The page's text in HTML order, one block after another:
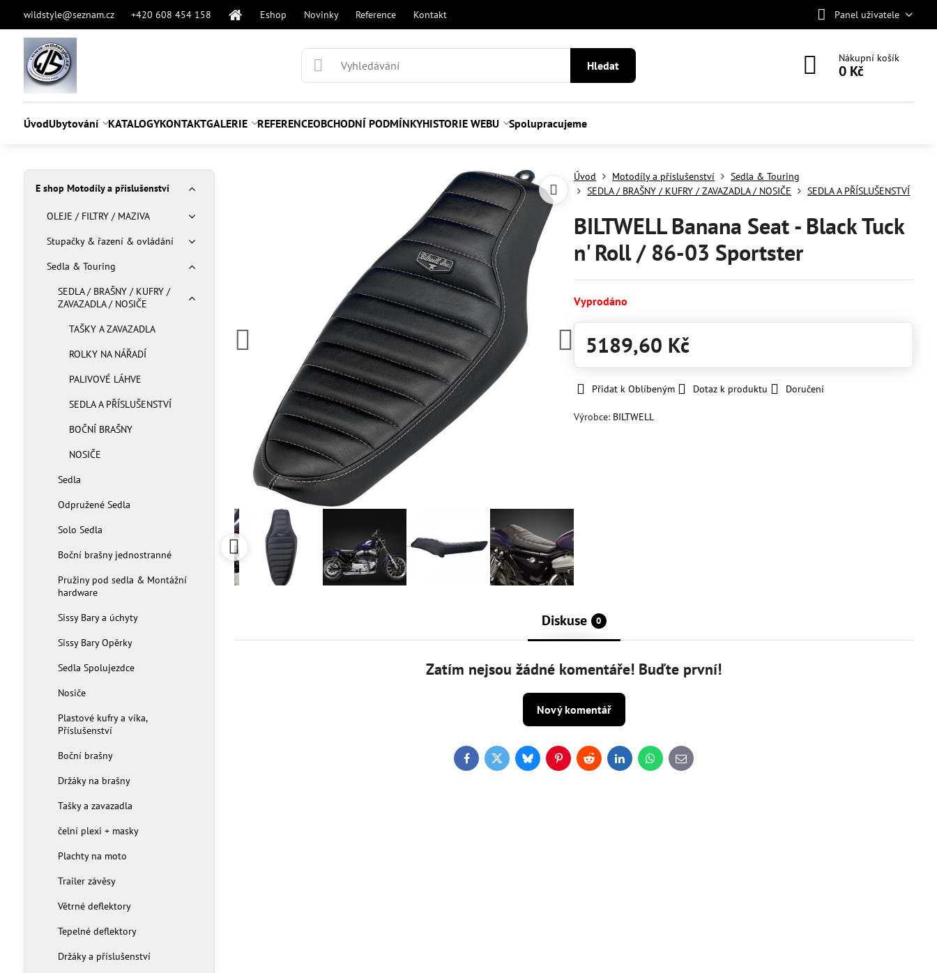
wildstyle@seznam.cz +420 608 454 158 Eshop Novinky Reference Kontakt Panel uživatele
Hledat
Nákupní košík
0 Kč
ÚvodUbytování KATALOGYKONTAKTGALERIE REFERENCEOBCHODNÍ PODMÍNKYHISTORIE WEBU Spolupracujeme
Úvod Motodíly a příslušenství
Sedla & Touring
SEDLA / BRAŠNY / KUFRY / ZAVAZADLA / NOSIČE
SEDLA A PŘÍSLUŠENSTVÍ
BILTWELL Banana Seat - Black Tuck
n' Roll / 86-03 Sportster
Vyprodáno
5189,60 Kč
Přidat k Oblíbeným Dotaz k produktu Doručení
Výrobce: BILTWELL
Diskuse 0
Zatím nejsou žádné komentáře! Buďte první!
Nový komentář
FacebookTwitterBlueskyPinterestRedditLinkedInWhatsApp
E-
mail
E shop Motodíly a příslušenství
OLEJE / FILTRY / MAZIVA
Stupačky & řazení & ovládání
Sedla & Touring
SEDLA / BRAŠNY / KUFRY /
ZAVAZADLA / NOSIČE
TAŠKY A ZAVAZADLA
ROLKY NA NÁŘADÍ
PALIVOVÉ LÁHVE
SEDLA A PŘÍSLUŠENSTVÍ
BOČNÍ BRAŠNY
NOSIČE
Sedla
Odpružené Sedla
Solo Sedla
Boční brašny jednostranné
Pružiny pod sedla & Montážní
hardware
Sissy Bary a úchyty
Sissy Bary Opěrky
Sedla Spolujezdce
Nosiče
Plastové kufry a víka,
Příslušenství
Boční brašny
Držáky na brašny
Tašky a zavazadla
čelní plexi + masky
Plachty na moto
Trailer závěsy
Větrné deflektory
Tepelné deflektory
Držáky a příslušenství